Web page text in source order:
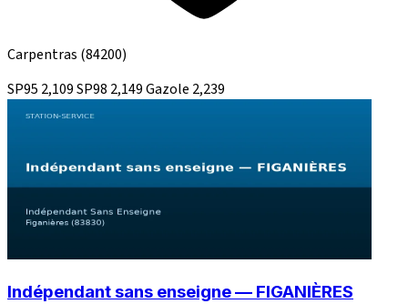
Carpentras (84200)
SP95 2,109SP98 2,149Gazole 2,239
Indépendant sans enseigne — FIGANIÈRES